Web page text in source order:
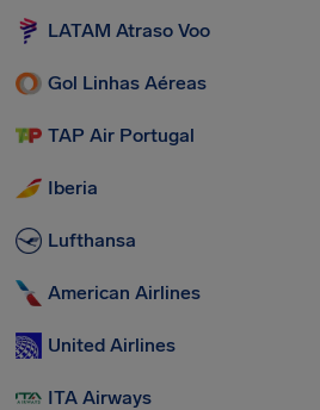
LATAM Atraso Voo
Gol Linhas Aéreas
TAP Air Portugal
Iberia
Lufthansa
American Airlines
United Airlines
ITA Airways